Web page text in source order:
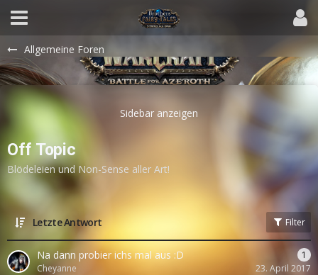
Allgemeine Foren
Off Topic
Blödeleien und Non-Sense aller Art!
Letzte Antwort Filter
Na dann probier ichs mal aus :D
1
Cheyanne
23. April 2017